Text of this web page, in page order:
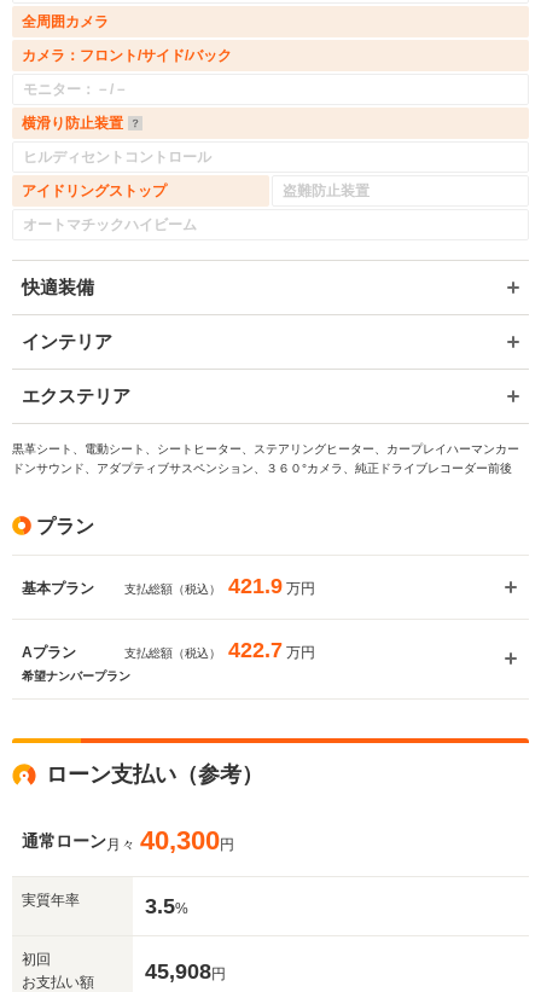
全周囲カメラ
カメラ：フロント/サイド/バック
モニター：－/－
横滑り防止装置
ヒルディセントコントロール
アイドリングストップ
盗難防止装置
オートマチックハイビーム
快適装備
インテリア
エクステリア
黒革シート、電動シート、シートヒーター、ステアリングヒーター、カープレイハーマンカー
ドンサウンド、アダプティブサスペンション、３６０°カメラ、純正ドライブレコーダー前後
プラン
基本プラン 支払総額（税込） 421.9 万円
Aプラン 支払総額（税込） 422.7 万円
希望ナンバープラン
ローン支払い（参考）
通常ローン月々 40,300円
実質年率 3.5%
初回
お支払い額
45,908円
※次回問い合わせをする際に自動入力されます
※保存された情報は
いいえ